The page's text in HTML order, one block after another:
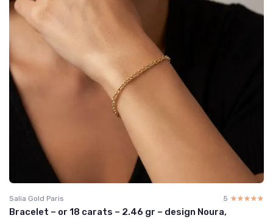
Salia Gold Paris 5 ☆☆☆☆☆
★★★★★
Bracelet – or 18 carats – 2.46 gr – design Noura,